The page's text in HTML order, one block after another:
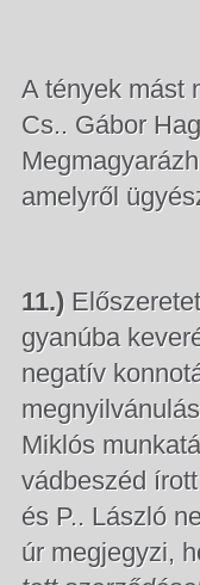
A tények mást
Cs.. Gábor
amelyről
11.)
gyanúba
negatív
Miklós
vádbeszéd
és P.. László
úr megjegyzi,